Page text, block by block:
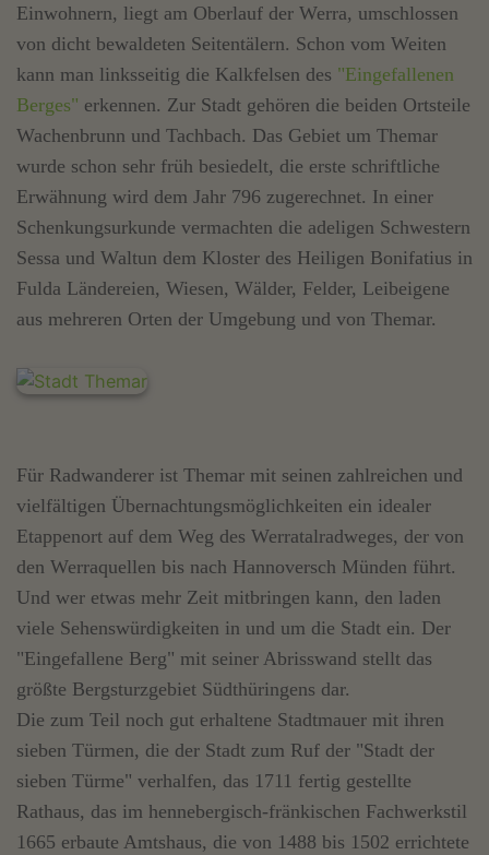
Einwohnern, liegt am Oberlauf der Werra, umschlossen
von dicht bewaldeten Seitentälern. Schon vom Weiten
kann man linksseitig die Kalkfelsen des "Eingefallenen
Berges" erkennen. Zur Stadt gehören die beiden Ortsteile
Wachenbrunn und Tachbach. Das Gebiet um Themar
wurde schon sehr früh besiedelt, die erste schriftliche
Erwähnung wird dem Jahr 796 zugerechnet. In einer
Schenkungsurkunde vermachten die adeligen Schwestern
Sessa und Waltun dem Kloster des Heiligen Bonifatius in
Fulda Ländereien, Wiesen, Wälder, Felder, Leibeigene
aus mehreren Orten der Umgebung und von Themar.
Für Radwanderer ist Themar mit seinen zahlreichen und
vielfältigen Übernachtungsmöglichkeiten ein idealer
Etappenort auf dem Weg des Werratalradweges, der von
den Werraquellen bis nach Hannoversch Münden führt.
Und wer etwas mehr Zeit mitbringen kann, den laden
viele Sehenswürdigkeiten in und um die Stadt ein. Der
"Eingefallene Berg" mit seiner Abrisswand stellt das
größte Bergsturzgebiet Südthüringens dar.
Die zum Teil noch gut erhaltene Stadtmauer mit ihren
sieben Türmen, die der Stadt zum Ruf der "Stadt der
sieben Türme" verhalfen, das 1711 fertig gestellte
Rathaus, das im hennebergisch-fränkischen Fachwerkstil
1665 erbaute Amtshaus, die von 1488 bis 1502 errichtete